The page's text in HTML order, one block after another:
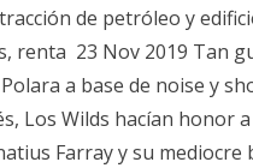
de petróleo y
renta 23 Nov 2019 Tan
a base de noise y
Los Wilds hacían honor
Farray y su mediocre